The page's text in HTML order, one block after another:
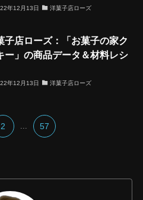
年12月13日 洋菓子店ローズ
子店ローズ：「お菓子の家ク
ー」の商品データ＆材料レシ
年12月13日 洋菓子店ローズ
2 ... 57